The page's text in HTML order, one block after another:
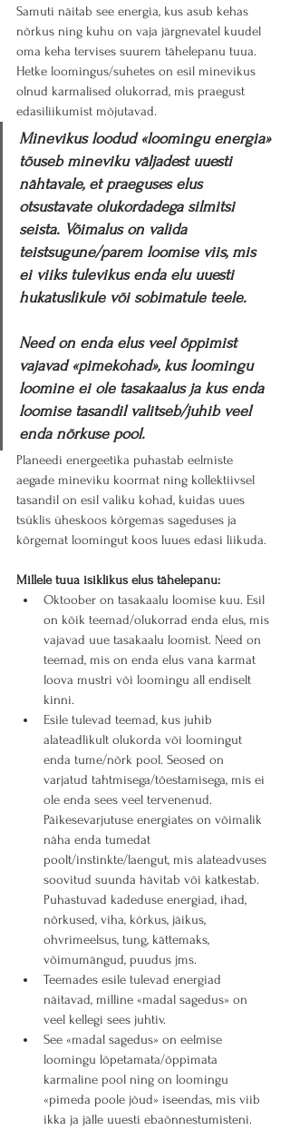
Samuti näitab see energia, kus asub kehas
nõrkus ning kuhu on vaja järgnevatel kuudel
oma keha tervises suurem tähelepanu tuua.
Hetke loomingus/suhetes on esil minevikus
olnud karmalised olukorrad, mis praegust
edasiliikumist mõjutavad.
Minevikus loodud «loomingu energia»
tõuseb mineviku väljadest uuesti
nähtavale, et praeguses elus
otsustavate olukordadega silmitsi
seista. Võimalus on valida
teistsugune/parem loomise viis, mis
ei viiks tulevikus enda elu uuesti
hukatuslikule või sobimatule teele.
Need on enda elus veel õppimist
vajavad «pimekohad», kus loomingu
loomine ei ole tasakaalus ja kus enda
loomise tasandil valitseb/juhib veel
enda nõrkuse pool.
Planeedi energeetika puhastab eelmiste
aegade mineviku koormat ning kollektiivsel
tasandil on esil valiku kohad, kuidas uues
tsüklis üheskoos kõrgemas sageduses ja
kõrgemat loomingut koos luues edasi liikuda.
Millele tuua isiklikus elus tähelepanu:
Oktoober on tasakaalu loomise kuu. Esil
on kõik teemad/olukorrad enda elus, mis
vajavad uue tasakaalu loomist. Need on
teemad, mis on enda elus vana karmat
loova mustri või loomingu all endiselt
kinni.
Esile tulevad teemad, kus juhib
alateadlikult olukorda või loomingut
enda tume/nõrk pool. Seosed on
varjatud tahtmisega/tõestamisega, mis ei
ole enda sees veel tervenenud.
Päikesevarjutuse energiates on võimalik
näha enda tumedat
poolt/instinkte/laengut, mis alateadvuses
soovitud suunda hävitab või katkestab.
Puhastuvad kadeduse energiad, ihad,
nõrkused, viha, kõrkus, jäikus,
ohvrimeelsus, tung, kättemaks,
võimumängud, puudus jms.
Teemades esile tulevad energiad
näitavad, milline «madal sagedus» on
veel kellegi sees juhtiv.
See «madal sagedus» on eelmise
loomingu lõpetamata/õppimata
karmaline pool ning on loomingu
«pimeda poole jõud» iseendas, mis viib
ikka ja jälle uuesti ebaõnnestumisteni.